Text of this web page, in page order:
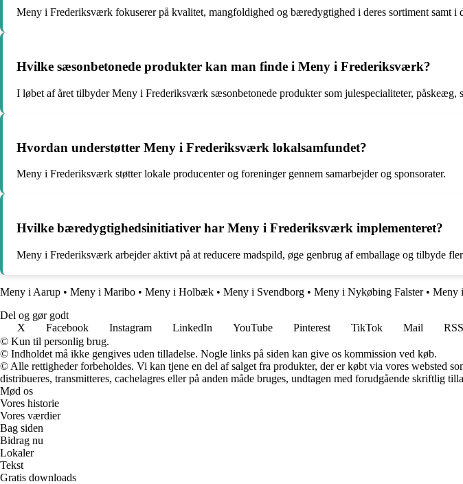
Meny i Frederiksværk fokuserer på kvalitet, mangfoldighed og bæredygtighed i deres sortiment samt i
Hvilke sæsonbetonede produkter kan man finde i Meny i Frederiksværk?
I løbet af året tilbyder Meny i Frederiksværk sæsonbetonede produkter som julespecialiteter, påskeæg,
Hvordan understøtter Meny i Frederiksværk lokalsamfundet?
Meny i Frederiksværk støtter lokale producenter og foreninger gennem samarbejder og sponsorater.
Hvilke bæredygtighedsinitiativer har Meny i Frederiksværk implementeret?
Meny i Frederiksværk arbejder aktivt på at reducere madspild, øge genbrug af emballage og tilbyde
Meny i Aarup • Meny i Maribo • Meny i Holbæk • Meny i Svendborg • Meny i Nykøbing Falster• Meny
Del og gør godt
X
Facebook Instagram LinkedIn YouTube Pinterest TikTok Mail
RSS
© Kun til personlig brug.
© Indholdet må ikke gengives uden tilladelse. Nogle links på siden kan give os kommission ved køb.
© Alle rettigheder forbeholdes. Vi kan tjene en del af salget fra produkter, der er købt via vores websted
distribueres, transmitteres, cachelagres eller på anden måde bruges, undtagen med forudgående skriftlig
Mød os
Vores historie
Vores værdier
Bag siden
Bidrag nu
Lokaler
Tekst
Gratis downloads